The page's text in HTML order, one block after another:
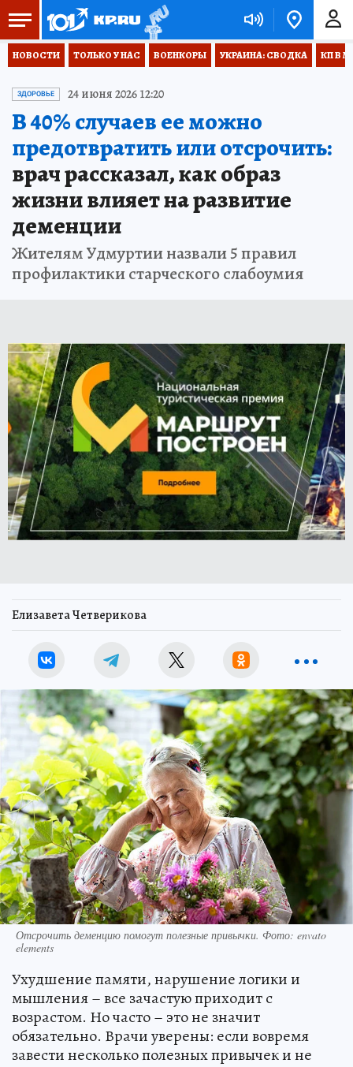
НОВОСТИ ТОЛЬКО У НАС ВОЕНКОРЫ УКРАИНА: СВОДКА КП В
ЗДОРОВЬЕ 24 июня 2026 12:20
В 40% случаев ее можно
предотвратить или отсрочить:
врач рассказал, как образ
жизни влияет на развитие
деменции
Жителям Удмуртии назвали 5 правил
профилактики старческого слабоумия
Елизавета Четверикова
Отсрочить деменцию помогут полезные привычки. Фото: envato
elements
Ухудшение памяти, нарушение логики и
мышления – все зачастую приходит с
возрастом. Но часто – это не значит
обязательно. Врачи уверены: если вовремя
завести несколько полезных привычек и не